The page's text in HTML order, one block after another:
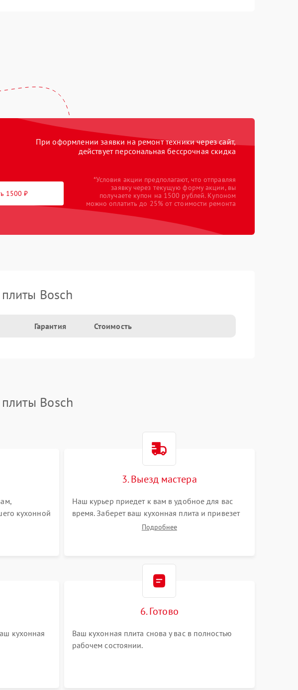
При оформлении заявки на ремонт техники через сайт,
действует персональная бессрочная скидка
1500 ₽
*Условия акции предполагают, что отправляя
заявку через текущую форму акции, вы
получаете купон на 1500 рублей. Купоном
можно оплатить до 25% от стоимости ремонта
Bosch
Гарантия Стоимость
Bosch
кухонной
3. Выезд мастера
Наш курьер приедет к вам в удобное для вас
время. Заберет ваш кухонная плита и привезет
на склад для диагностики.
Подробнее
кухонная
6. Готово
Ваш кухонная плита снова у вас в полностью
рабочем состоянии.